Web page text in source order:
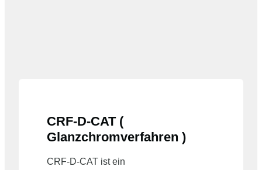
CRF-D-CAT (
Glanzchromverfahren )
CRF-D-CAT ist ein